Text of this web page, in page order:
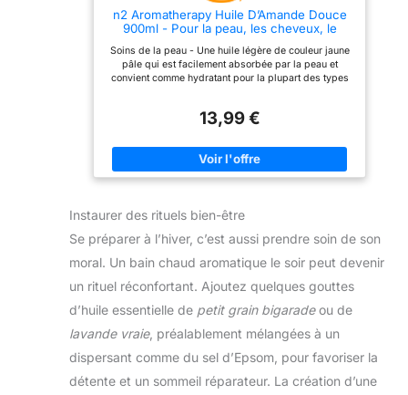
Seules ces Huiles sont de
qualité thérapeutique car
leurs composés (acides
gras essentiels, vitamines,
antioxydants...)
ESSENTIELLES : Pranarôm
scientifique des Huiles
Essentielles à son amour
des plantes afin de
toute la famille en bonne
santé au quotidien.
n2 Aromatherapy Huile D’Amande Douce
900ml - Pour la peau, les cheveux, le
oreilles, le visage, le corps
Soins de la peau - Une huile légère de couleur jaune
pâle qui est facilement absorbée par la peau et
convient comme hydratant pour la plupart des types
d'amande douce peut être utilisée seule ou combinée
d'huiles essentielles Beauté - Utilisée pour le
massage, l'aromathérapie, les soins de la peau, le
conditionnement des cheveux, le nettoyage du visage
capillaires - Une huile merveilleusement nourrissante
également aider à augmenter la brillance et
l'hydratation de vos cheveux, les laissant doux et
soyeux Un ingrédient polyvalent et multi-usages pour
la peau, les cheveux, les ongles, le visage, le
massage, l'aromathérapie et bien plus encore
13,99 €
Instaurer des rituels bien-être
Se préparer à l’hiver, c’est aussi prendre soin de son
moral. Un bain chaud aromatique le soir peut devenir
un rituel réconfortant. Ajoutez quelques gouttes
d’huile essentielle de petit grain bigaradeou de
lavande vraie, préalablement mélangées à un
dispersant comme du sel d’Epsom, pour favoriser la
détente et un sommeil réparateur. La création d’une